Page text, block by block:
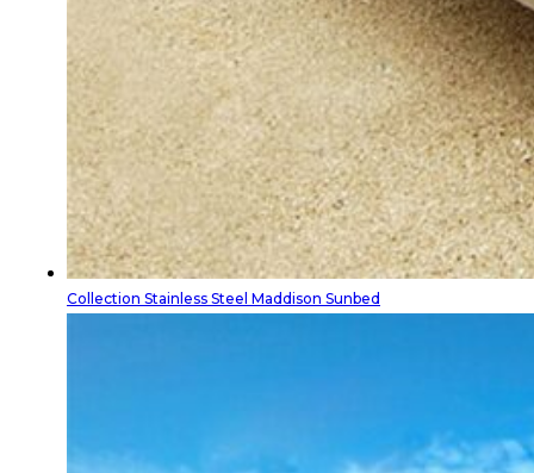
Collection Stainless Steel Maddison Sunbed